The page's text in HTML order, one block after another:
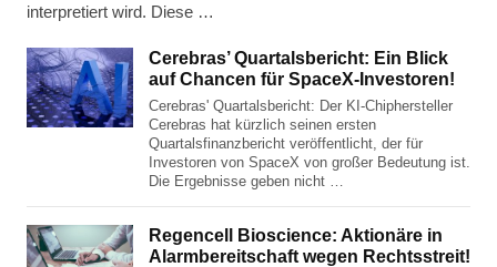
interpretiert wird. Diese …
Cerebras’ Quartalsbericht: Ein Blick
auf Chancen für SpaceX-Investoren!
Cerebras' Quartalsbericht: Der KI-Chiphersteller
Cerebras hat kürzlich seinen ersten
Quartalsfinanzbericht veröffentlicht, der für
Investoren von SpaceX von großer Bedeutung ist.
Die Ergebnisse geben nicht …
Regencell Bioscience: Aktionäre in
Alarmbereitschaft wegen Rechtsstreit!